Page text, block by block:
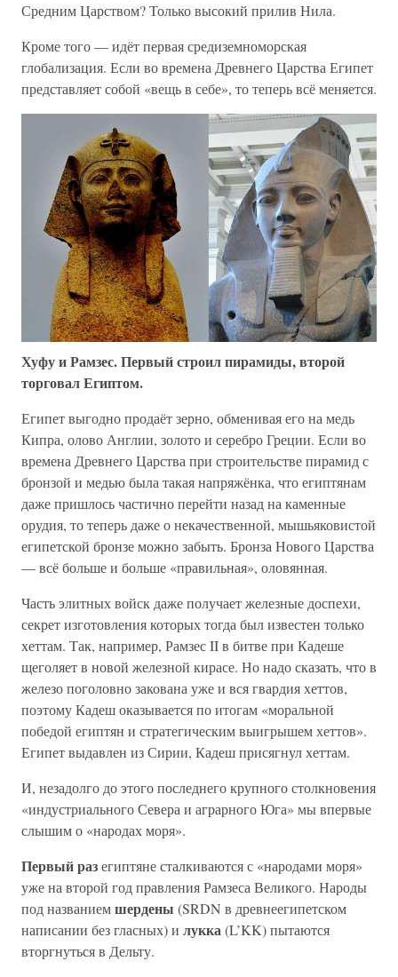
Средним Царством? Только высокий прилив Нила.
Кроме того — идёт первая средиземноморская
глобализация. Если во времена Древнего Царства Египет
представляет собой «вещь в себе», то теперь всё меняется.
Хуфу и Рамзес. Первый строил пирамиды, второй
торговал Египтом.
Египет выгодно продаёт зерно, обменивая его на медь
Кипра, олово Англии, золото и серебро Греции. Если во
времена Древнего Царства при строительстве пирамид с
бронзой и медью была такая напряжёнка, что египтянам
даже пришлось частично перейти назад на каменные
орудия, то теперь даже о некачественной, мышьяковистой
египетской бронзе можно забыть. Бронза Нового Царства
— всё больше и больше «правильная», оловянная.
Часть элитных войск даже получает железные доспехи,
секрет изготовления которых тогда был известен только
хеттам. Так, например, Рамзес II в битве при Кадеше
щеголяет в новой железной кирасе. Но надо сказать, что в
железо поголовно закована уже и вся гвардия хеттов,
поэтому Кадеш оказывается по итогам «моральной
победой египтян и стратегическим выигрышем хеттов».
Египет выдавлен из Сирии, Кадеш присягнул хеттам.
И, незадолго до этого последнего крупного столкновения
«индустриального Севера и аграрного Юга» мы впервые
слышим о «народах моря».
Первый разегиптяне сталкиваются с «народами моря»
уже на второй год правления Рамзеса Великого. Народы
под названиемшердены (SRDN в древнеегипетском
написании без гласных) и лукка (L’KK) пытаются
вторгнуться в Дельту.